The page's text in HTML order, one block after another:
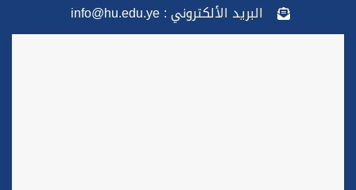
البريد الألكتروني : info@hu.edu.ye